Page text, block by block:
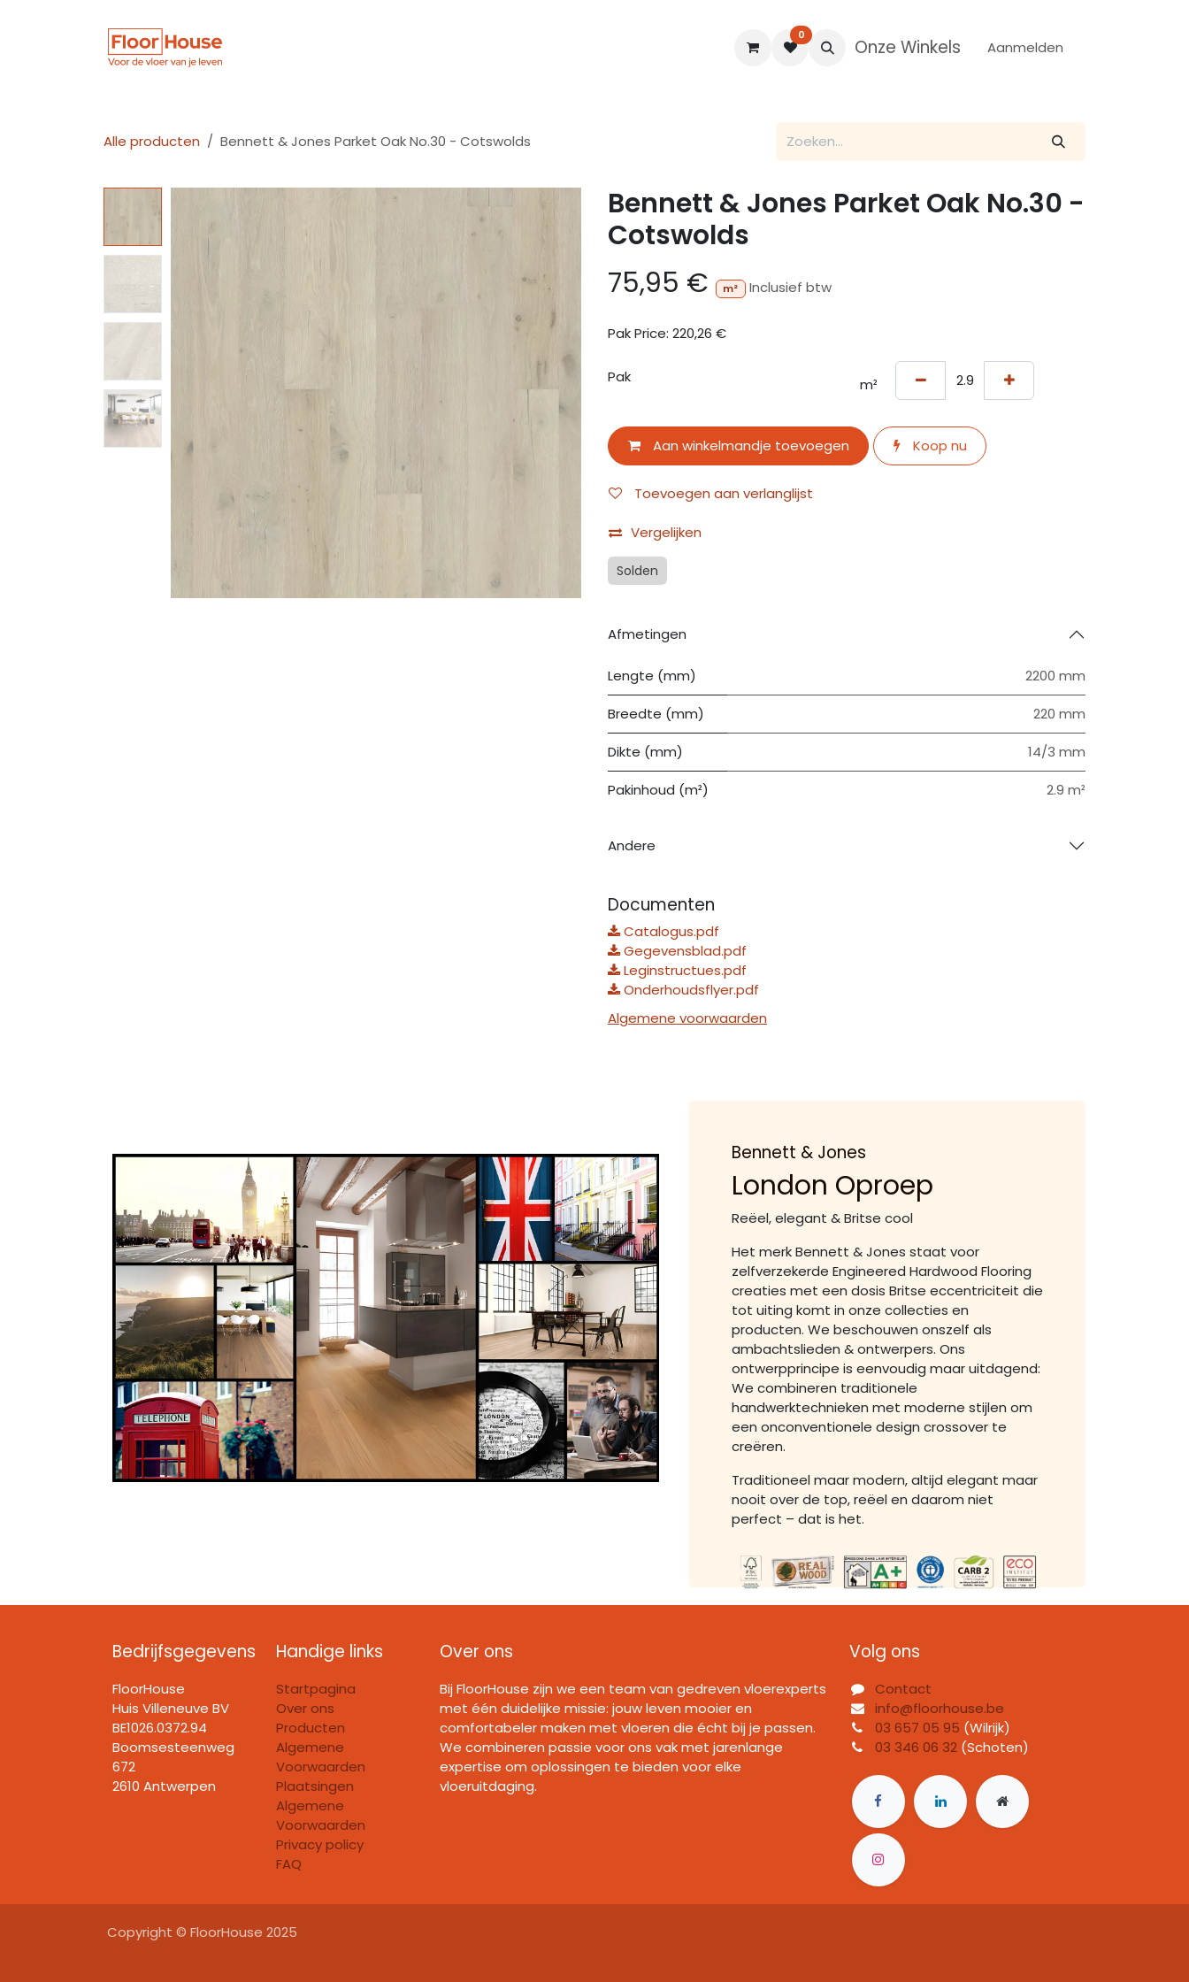
Blogs
0
Onze Winkels Aanmelden
Alle producten Bennett & Jones Parket Oak No.30 - Cotswolds
Bennett & Jones Parket Oak No.30 -
Cotswolds
75,95 € m² Inclusief btw
Pak Price: 220,26 €
Pak m²
Aan winkelmandje toevoegen Koop nu
Toevoegen aan verlanglijst
Vergelijken
Solden
Afmetingen
Lengte (mm) 2200 mm
Breedte (mm) 220 mm
Dikte (mm) 14/3 mm
Pakinhoud (m²) 2.9 m²
Andere
Documenten
Catalogus.pdf
Gegevensblad.pdf
Leginstructues.pdf
Onderhoudsflyer.pdf
Algemene voorwaarden
Bennett & Jones
London Oproep
Reëel, elegant & Britse cool
Het merk Bennett & Jones staat voor
zelfverzekerde Engineered Hardwood Flooring
creaties met een dosis Britse eccentriciteit die
tot uiting komt in onze collecties en
producten. We beschouwen onszelf als
ambachtslieden & ontwerpers. Ons
ontwerpprincipe is eenvoudig maar uitdagend:
We combineren traditionele
handwerktechnieken met moderne stijlen om
een onconventionele design crossover te
creëren.
Traditioneel maar modern, altijd elegant maar
nooit over de top, reëel en daarom niet
perfect – dat is het.
Volg ons
Contact
info@floorhouse.be
03 657 05 95 (Wilrijk)
03 346 06 32(Schoten)
Over ons
Bij FloorHouse zijn we een team van gedreven vloerexperts
met één duidelijke missie: jouw leven mooier en
comfortabeler maken met vloeren die écht bij je passen.
We combineren passie voor ons vak met jarenlange
expertise om oplossingen te bieden voor elke
vloeruitdaging.
Handige links
Startpagina
Over ons
Producten
Algemene
Voorwaarden
Plaatsingen
Algemene
Voorwaarden
Privacy policy
FAQ
Bedrijfsgegevens
FloorHouse
Huis Villeneuve BV​
BE1026.0372.94
Boomsesteenweg
672
2610 Antwerpen
Copyright © FloorHouse 2025